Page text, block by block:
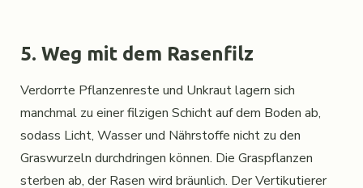
5. Weg mit dem Rasenfilz
Verdorrte Pflanzenreste und Unkraut lagern sich
manchmal zu einer filzigen Schicht auf dem Boden ab,
sodass Licht, Wasser und Nährstoffe nicht zu den
Graswurzeln durchdringen können. Die Graspflanzen
sterben ab, der Rasen wird bräunlich. Der Vertikutierer